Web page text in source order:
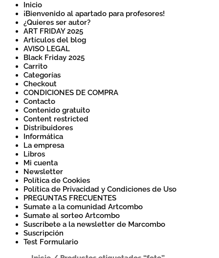
Inicio
¡Bienvenido al apartado para profesores!
¿Quieres ser autor?
ART FRIDAY 2025
Artículos del blog
AVISO LEGAL
Black Friday 2025
Carrito
Categorías
Checkout
CONDICIONES DE COMPRA
Contacto
Contenido gratuito
Content restricted
Distribuidores
Informática
La empresa
Libros
Mi cuenta
Newsletter
Política de Cookies
Política de Privacidad y Condiciones de Uso
PREGUNTAS FRECUENTES
Sumate a la comunidad Artcombo
Sumate al sorteo Artcombo
Suscríbete a la newsletter de Marcombo
Suscripción
Test Formulario